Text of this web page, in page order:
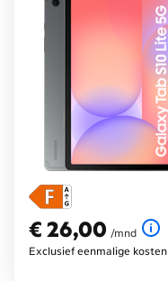
€ 26,00
€ 26,00
per maand
/mnd
Exclusief eenmalige kosten